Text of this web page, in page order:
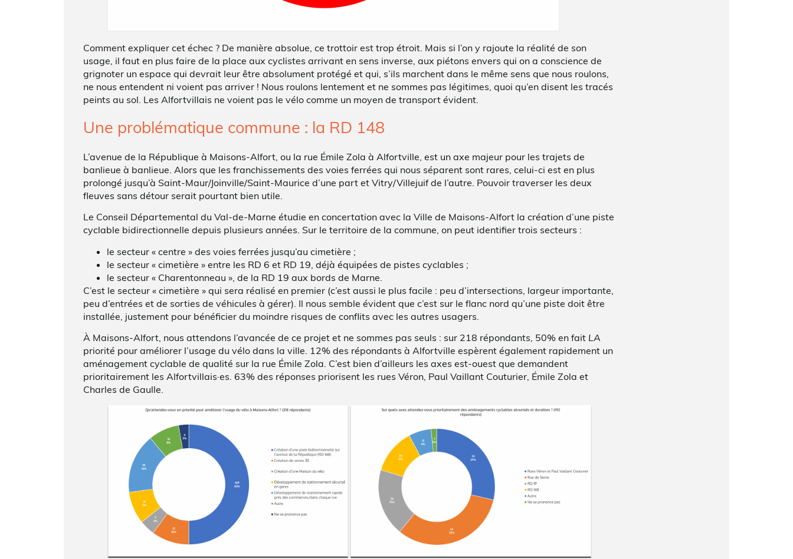
Comment expliquer cet échec ? De manière absolue, ce trottoir est trop étroit. Mais si l’on y rajoute la réalité de son
usage, il faut en plus faire de la place aux cyclistes arrivant en sens inverse, aux piétons envers qui on a conscience de
grignoter un espace qui devrait leur être absolument protégé et qui, s’ils marchent dans le même sens que nous roulons,
ne nous entendent ni voient pas arriver ! Nous roulons lentement et ne sommes pas légitimes, quoi qu’en disent les tracés
peints au sol. Les Alfortvillais ne voient pas le vélo comme un moyen de transport évident.
Une problématique commune : la RD 148
L’avenue de la République à Maisons-Alfort, ou la rue Émile Zola à Alfortville, est un axe majeur pour les trajets de
banlieue à banlieue. Alors que les franchissements des voies ferrées qui nous séparent sont rares, celui-ci est en plus
prolongé jusqu’à Saint-Maur/Joinville/Saint-Maurice d’une part et Vitry/Villejuif de l’autre. Pouvoir traverser les deux
fleuves sans détour serait pourtant bien utile.
Le Conseil Départemental du Val-de-Marne étudie en concertation avec la Ville de Maisons-Alfort la création d’une piste
cyclable bidirectionnelle depuis plusieurs années. Sur le territoire de la commune, on peut identifier trois secteurs :
le secteur « centre » des voies ferrées jusqu’au cimetière ;
le secteur « cimetière » entre les RD 6 et RD 19, déjà équipées de pistes cyclables ;
le secteur « Charentonneau », de la RD 19 aux bords de Marne.
C’est le secteur « cimetière » qui sera réalisé en premier (c’est aussi le plus facile : peu d’intersections, largeur importante,
peu d’entrées et de sorties de véhicules à gérer). Il nous semble évident que c’est sur le flanc nord qu’une piste doit être
installée, justement pour bénéficier du moindre risques de conflits avec les autres usagers.
À Maisons-Alfort, nous attendons l’avancée de ce projet et ne sommes pas seuls : sur 218 répondants, 50% en fait LA
priorité pour améliorer l’usage du vélo dans la ville. 12% des répondants à Alfortville espèrent également rapidement un
aménagement cyclable de qualité sur la rue Émile Zola. C’est bien d’ailleurs les axes est-ouest que demandent
prioritairement les Alfortvillais·es. 63% des réponses priorisent les rues Véron, Paul Vaillant Couturier, Émile Zola et
Charles de Gaulle.